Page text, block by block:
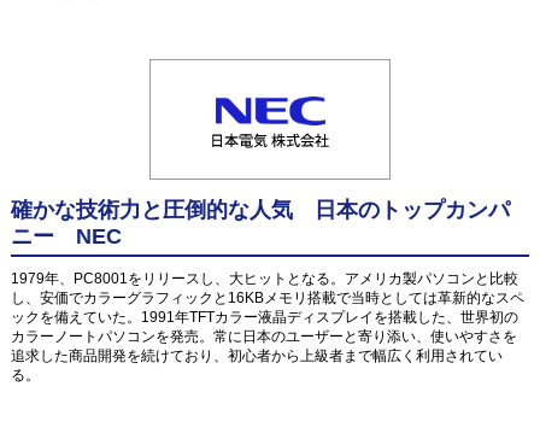
確かな技術力と圧倒的な人気 日本のトップカンパ
ニー NEC
1979年、PC8001をリリースし、大ヒットとなる。アメリカ製パソコンと比較
し、安価でカラーグラフィックと16KBメモリ搭載で当時としては革新的なスペ
ックを備えていた。1991年TFTカラー液晶ディスプレイを搭載した、世界初の
カラーノートパソコンを発売。常に日本のユーザーと寄り添い、使いやすさを
追求した商品開発を続けており、初心者から上級者まで幅広く利用されてい
る。